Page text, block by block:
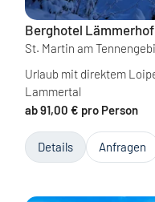
Berghotel Lämmerhof
St. Martin am
Urlaub mit direktem
Lammertal
ab 91,00 € pro Person
Details Anfragen